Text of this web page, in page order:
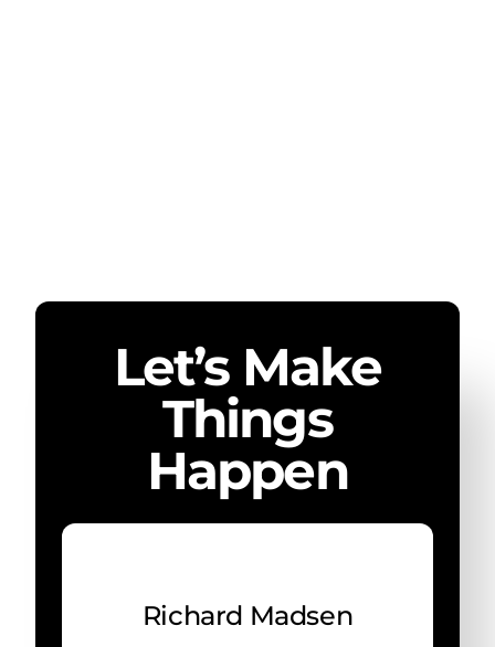
Let’s Make
Things
Happen
Richard Madsen